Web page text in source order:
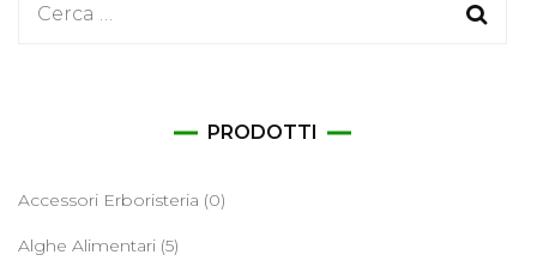
Ricerca
PRODOTTI
Accessori Erboristeria (0)
Alghe Alimentari (5)